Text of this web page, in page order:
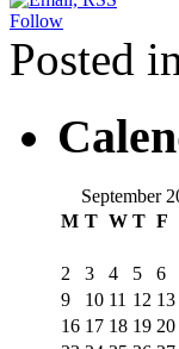
Follow
Posted
September
M T W T F
2
3 4 5 6
9
10 11 12 13
16 17 18 19 20